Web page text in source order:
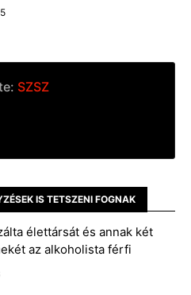
SZSZ
IS TETSZENI FOGNAK
élettársát és annak két
az alkoholista férfi